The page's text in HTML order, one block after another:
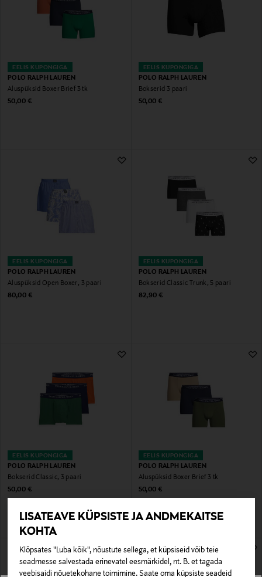
LISATEAVE KÜPSISTE JA ANDMEKAITSE
KOHTA
Klõpsates "Luba kõik", nõustute sellega, et küpsiseid võib teie
seadmesse salvestada erinevatel eesmärkidel, nt. B. et tagada
veebisaidi nõuetekohane toimimine. Saate oma küpsiste seadeid
EELIS KUPONGIGA
POLO RALPH LAUREN
Aluspüksid Boxer Brief 3 tk
Original Price
50,00 €
EELIS KUPONGIGA
POLO RALPH LAUREN
Bokserid 3 paari
Original Price
50,00 €
EELIS KUPONGIGA
POLO RALPH LAUREN
Aluspüksid Open Boxer, 3 paari
Original Price
80,00 €
EELIS KUPONGIGA
POLO RALPH LAUREN
Bokserid Classic Trunk, 5 paari
Original Price
82,90 €
EELIS KUPONGIGA
POLO RALPH LAUREN
Bokserid Classic, 3 paari
Original Price
50,00 €
EELIS KUPONGIGA
POLO RALPH LAUREN
Aluspüksid Boxer Brief 3 tk
Original Price
50,00 €